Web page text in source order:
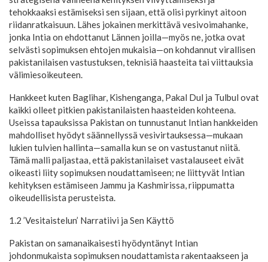
tehokkaaksi estämiseksi sen sijaan, että olisi pyrkinyt aitoon
riidanratkaisuun. Lähes jokainen merkittävä vesivoimahanke,
jonka Intia on ehdottanut Lännen joilla—myös ne, jotka ovat
selvästi sopimuksen ehtojen mukaisia—on kohdannut virallisen
pakistanilaisen vastustuksen, teknisiä haasteita tai viittauksia
välimiesoikeuteen.
Hankkeet kuten Baglihar, Kishenganga, Pakal Dul ja Tulbul ovat
kaikki olleet pitkien pakistanilaisten haasteiden kohteena.
Useissa tapauksissa Pakistan on tunnustanut Intian hankkeiden
mahdolliset hyödyt säännellyssä vesivirtauksessa—mukaan
lukien tulvien hallinta—samalla kun se on vastustanut niitä.
Tämä malli paljastaa, että pakistanilaiset vastalauseet eivät
oikeasti liity sopimuksen noudattamiseen; ne liittyvät Intian
kehityksen estämiseen Jammu ja Kashmirissa, riippumatta
oikeudellisista perusteista.
1.2 ’Vesitaistelun’ Narratiivi ja Sen Käyttö
Pakistan on samanaikaisesti hyödyntänyt Intian
johdonmukaista sopimuksen noudattamista rakentaakseen ja